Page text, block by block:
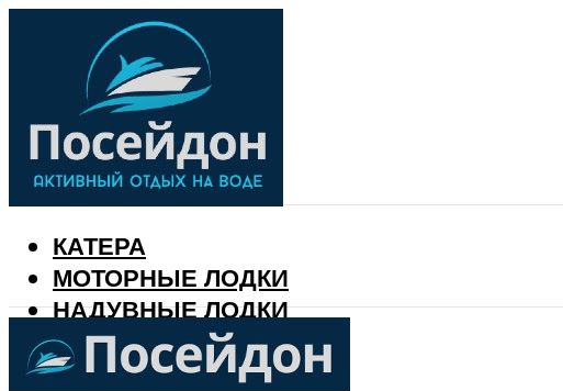
КАТЕРА
МОТОРНЫЕ ЛОДКИ
НАДУВНЫЕ ЛОДКИ
РЫБАЛКА
КАЛЕНДАРЬ РЫБАКА